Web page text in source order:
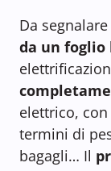
Da
da un foglio
elettrico,
termini di
bagagli… Il